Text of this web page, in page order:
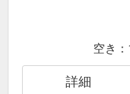
【幼児添い
・2歳以下の
・3歳～未就
使用料(+食事
払いが現地払
空き：
詳細